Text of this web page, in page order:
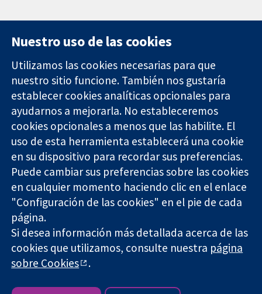
Evidencia fiable.
Decisiones
informadas.
Mejor salud.
11-13 Cavendish
Square
Londres
W1G 0AN
Reino Unido
Contacto
Noticias
Prensa
Sobre
nosotros
Empleo
Cochrane
Library
The Cochrane Collaboration is a charity (no. 1045921) and a
company limited by guarantee (no. 03044323) registered in
England & Wales. VAT registration number GB 718 2127 49.
Copyright © 2026 The Cochrane Collaboration
Nuestro uso de las cookies
Utilizamos las cookies necesarias para que
nuestro sitio funcione. También nos gustaría
establecer cookies analíticas opcionales para
ayudarnos a mejorarla. No estableceremos
cookies opcionales a menos que las habilite. El
uso de esta herramienta establecerá una cookie
en su dispositivo para recordar sus preferencias.
Puede cambiar sus preferencias sobre las cookies
en cualquier momento haciendo clic en el enlace
"Configuración de las cookies" en el pie de cada
página.
Si desea información más detallada acerca de las
cookies que utilizamos, consulte nuestra página
sobre Cookies
.